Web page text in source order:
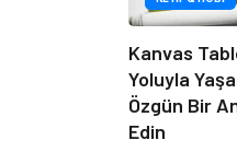
Kanvas
Yoluyla
Özgün Bir
Edin